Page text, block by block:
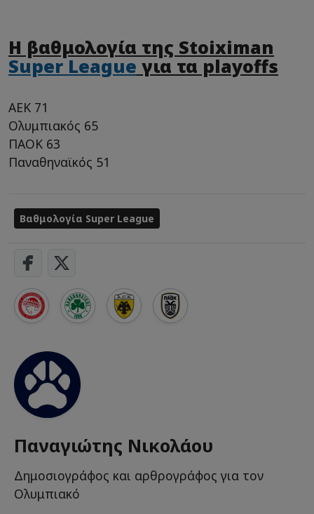
Η βαθμολογία της Stoiximan
Super League για τα playoffs
ΑΕΚ 71
Ολυμπιακός 65
ΠΑΟΚ 63
Παναθηναϊκός 51
Βαθμολογία Super League
Παναγιώτης Νικολάου
Δημοσιογράφος και αρθρογράφος για τον
Ολυμπιακό